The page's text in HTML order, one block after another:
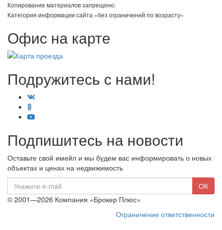
Копирование материалов запрещено.
Категория информации сайта «без ограничений по возрасту»
Офис на карте
Подружитесь с нами!
Подпишитесь на новости
Оставьте свой имейл и мы будем вас информировать о новых
объектах и ценах на недвижимость
mail
ОК
© 2001—2026 Компания «Брокер Плюс»
Ограничение ответственности